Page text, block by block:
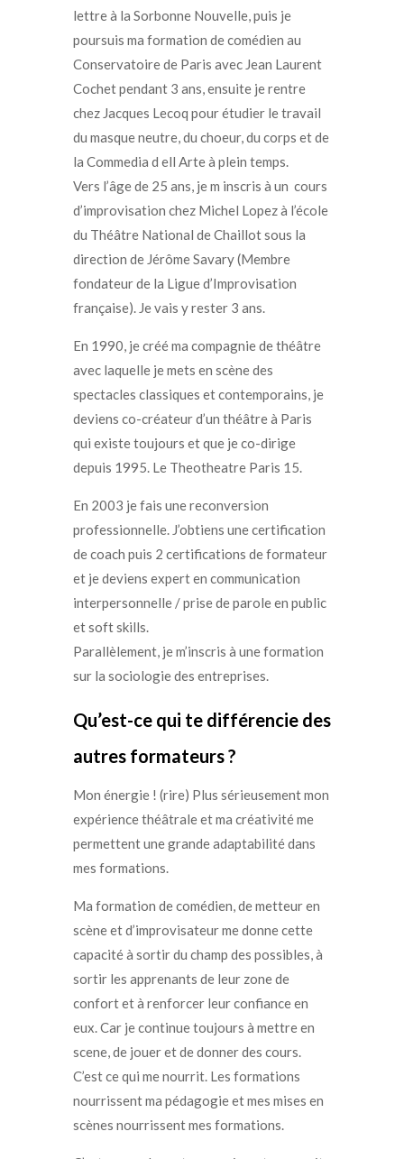
lettre à la Sorbonne Nouvelle, puis je
poursuis ma formation de comédien au
Conservatoire de Paris avec Jean Laurent
Cochet pendant 3 ans, ensuite je rentre
chez Jacques Lecoq pour étudier le travail
du masque neutre, du choeur, du corps et de
la Commedia d ell Arte à plein temps.
Vers l’âge de 25 ans, je m inscris à un cours
d’improvisation chez Michel Lopezà l’école
du Théâtre National de Chaillot sous la
direction de Jérôme Savary (Membre
fondateur de la Ligue d’Improvisation
française). Je vais y rester 3 ans.
En 1990, je créé ma compagnie de théâtre
avec laquelle je mets en scène des
spectacles classiques et contemporains, je
deviens co-créateur d’un théâtre à Paris
qui existe toujours et que je co-dirige
depuis 1995. Le Theotheatre Paris 15.
En 2003 je fais une reconversion
professionnelle. J’obtiens une certification
de coach puis 2 certifications de formateur
et je deviens expert en communication
interpersonnelle / prise de parole en public
et soft skills.
Parallèlement, je m’inscris à une formation
sur la sociologie des entreprises.
Qu’est-ce qui te différencie des
autres formateurs ?
Mon énergie ! (rire) Plus sérieusement mon
expérience théâtrale et ma créativité me
permettent une grande adaptabilité dans
mes formations.
Ma formation de comédien, de metteur en
scène et d’improvisateur me donne cette
capacité à sortir du champ des possibles, à
sortir les apprenants de leur zone de
confort et à renforcer leur confiance en
eux. Car je continue toujours à mettre en
scene, de jouer et de donner des cours.
C’est ce qui me nourrit. Les formations
nourrissent ma pédagogie et mes mises en
scènes nourrissent mes formations.